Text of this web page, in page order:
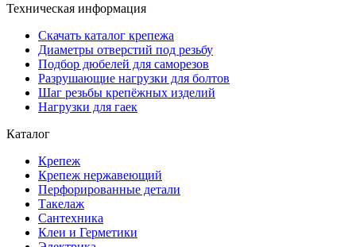
Техническая информация
Скачать каталог крепежа
Диаметры отверстий под резьбу
Подбор дюбелей для саморезов
Разрушающие нагрузки для болтов
Шаг резьбы крепёжных изделий
Нагрузки для гаек
Каталог
Крепеж
Крепеж нержавеющий
Перфорированные детали
Такелаж
Сантехника
Клеи и Герметики